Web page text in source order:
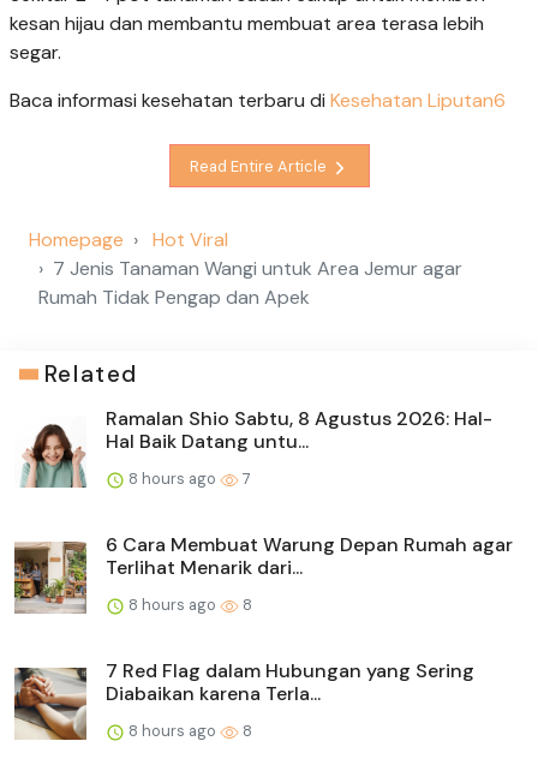
kesan hijau dan membantu membuat area terasa lebih
segar.
Baca informasi kesehatan terbaru di Kesehatan Liputan6
Read Entire Article
Homepage
Hot Viral
7 Jenis Tanaman Wangi untuk Area Jemur agar
Rumah Tidak Pengap dan Apek
Related
Ramalan Shio Sabtu, 8 Agustus 2026: Hal-
Hal Baik Datang untu...
8 hours ago 7
6 Cara Membuat Warung Depan Rumah agar
Terlihat Menarik dari...
8 hours ago 8
7 Red Flag dalam Hubungan yang Sering
Diabaikan karena Terla...
8 hours ago 8